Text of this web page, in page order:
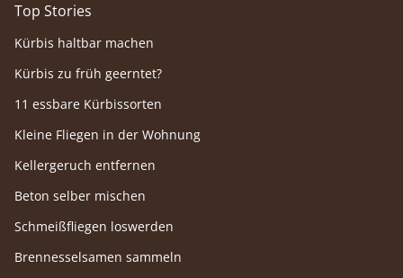
Top Stories
Kürbis haltbar machen
Kürbis zu früh geerntet?
11 essbare Kürbissorten
Kleine Fliegen in der Wohnung
Kellergeruch entfernen
Beton selber mischen
Schmeißfliegen loswerden
Brennesselsamen sammeln